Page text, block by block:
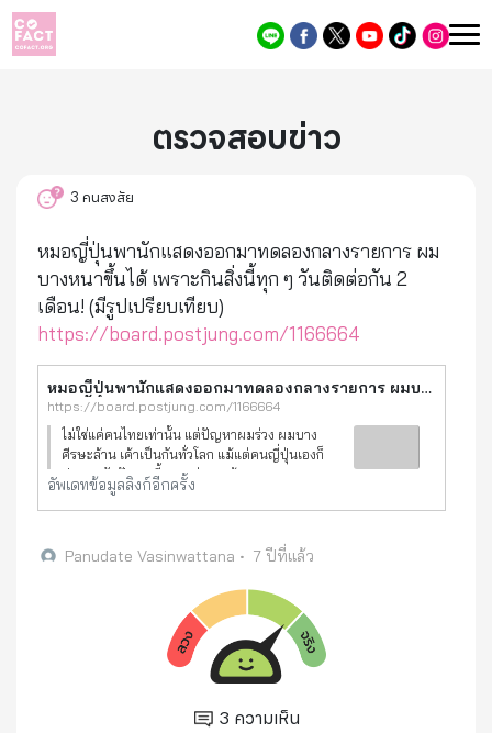
ตรวจสอบข่าว
3คนสงสัย
หมอญี่ปุ่นพานักแสดงออกมาทดลองกลางรายการ ผม
บางหนาขึ้นได้ เพราะกินสิ่งนี้ทุก ๆ วันติดต่อกัน 2
เดือน! (มีรูปเปรียบเทียบ)
https://board.postjung.com/1166664
หมอญี่ปุ่นพานักแสดงออกมาทดลองกลางรายการ ผมบางหนาขึ้นได้ เพราะกินสิ่งนี้ทุก ๆ วันติดต่อกัน 2 เดือน! (มีรูปเปรียบเทียบ)
https://board.postjung.com/1166664
ไม่ใช่แค่คนไทยเท่านั้น แต่ปัญหาผมร่วง ผมบาง
ศีรษะล้าน เค้าเป็นกันทั่วโลก แม้แต่คนญี่ปุ่นเองก็
ประสบกับปัญหานี้มากกว่า 42 ล้านคน! เพราะ
ฉะนั้นประเทศที่ใส่ใจในรายละเอียดเล็ก ๆ น้อย ๆ
เหล่านี้มีหรือจะอยู่เ
อัพเดทข้อมูลลิงก์อีกครั้ง
Panudate Vasinwattana • 7 ปีที่แล้ว
3 ความเห็น